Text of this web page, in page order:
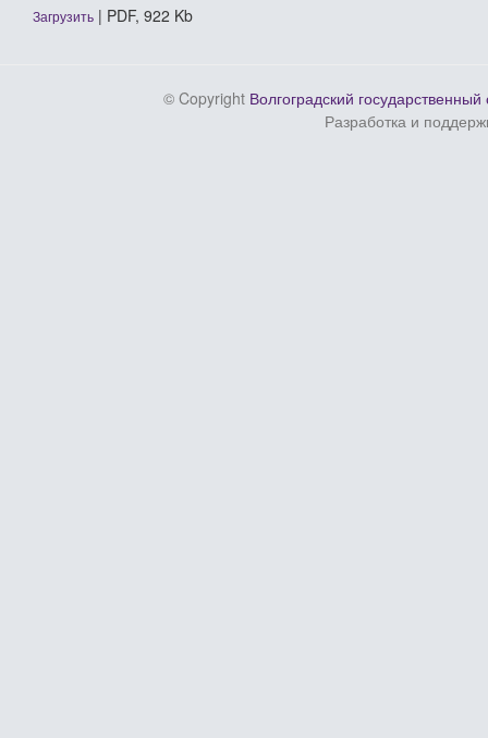
Загрузить | PDF, 922 Kb
© Copyright Волгоградский
Разработка и